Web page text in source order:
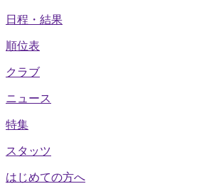
日程・結果
順位表
クラブ
ニュース
特集
スタッツ
はじめての方へ